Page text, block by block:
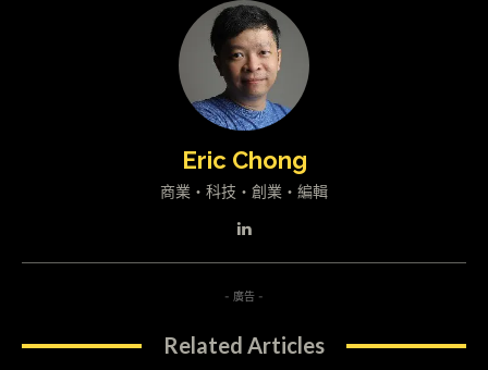
Eric Chong
商業・科技・創業・編輯
- 廣告 -
Related Articles